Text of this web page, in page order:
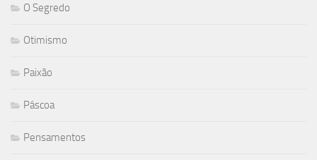
O Segredo
Otimismo
Paixão
Páscoa
Pensamentos